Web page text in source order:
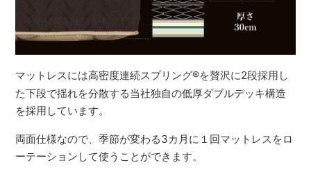
マットレスには高密度連続スプリング®を贅沢に2段採用し
た下段で揺れを分散する当社独自の低厚ダブルデッキ構造
を採用しています。
両面仕様なので、季節が変わる3カ月に１回マットレスをロ
ーテーションして使うことができます。